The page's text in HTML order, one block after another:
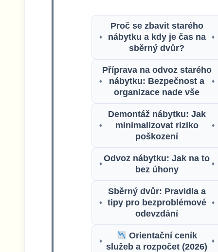
♦
Proč se zbavit starého
nábytku a kdy je čas na
sběrný dvůr?
♦
♦
Příprava na odvoz starého
nábytku: Bezpečnost a
organizace nade vše
♦
♦
Demontáž nábytku: Jak
minimalizovat riziko
poškození
♦
♦
Odvoz nábytku: Jak na to
bez úhony
♦
♦
Sběrný dvůr: Pravidla a
tipy pro bezproblémové
odevzdání
♦
♦
Orientační ceník
služeb a rozpočet (2026)
♦